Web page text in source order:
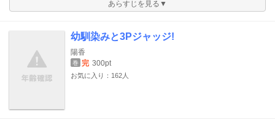
あらすじを見る▼
幼馴染みと3Pジャッジ!
陽香
巻 完 300pt
お気に入り：162人